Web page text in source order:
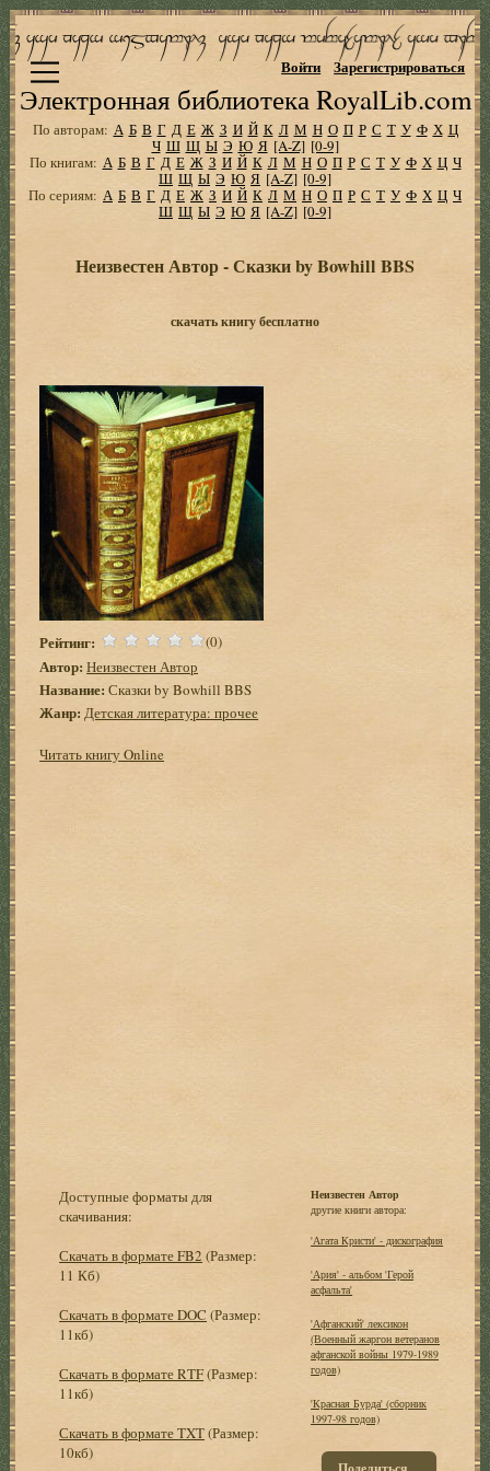
Электронная библиотека RoyalLib.com
Войти Зарегистрироваться
По авторам: А Б В Г Д Е Ж З И Й К Л М Н О П Р С Т У Ф Х Ц
Ч Ш Щ Ы Э Ю Я [A-Z] [0-9]
По книгам: А Б В Г Д Е Ж З И Й К Л М Н О П Р С Т У Ф Х Ц Ч
Ш Щ Ы Э Ю Я [A-Z] [0-9]
По сериям: А Б В Г Д Е Ж З И Й К Л М Н О П Р С Т У Ф Х Ц Ч
Ш Щ Ы Э Ю Я [A-Z] [0-9]
Неизвестен Автор - Сказки by Bowhill BBS
скачать книгу бесплатно
Рейтинг: (0)
Автор: Неизвестен Автор
Название: Сказки by Bowhill BBS
Жанр: Детская литература: прочее
Читать книгу Online
Доступные форматы для
скачивания:
Скачать в формате FB2 (Размер:
11 Кб)
Скачать в формате DOC (Размер:
11кб)
Скачать в формате RTF(Размер:
11кб)
Скачать в формате TXT(Размер:
10кб)
Неизвестен Автор
другие книги автора:
'Агата Кристи' - дискография
'Ария' - альбом 'Герой
асфальта'
'Афганский' лексикон
(Военный жаргон ветеранов
афганской войны 1979-1989
годов)
'Красная Бурда' (сборник
1997-98 годов)